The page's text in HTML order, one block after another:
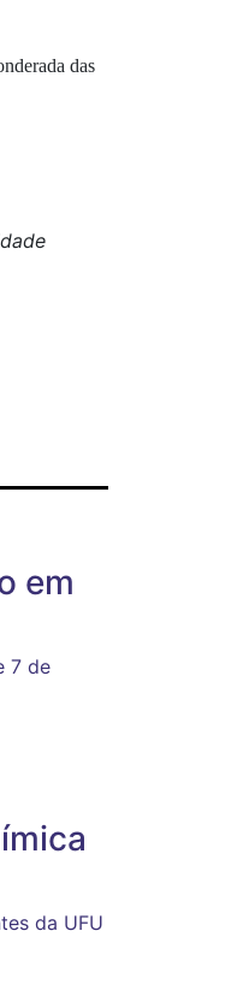
das
em
7 de
da UFU